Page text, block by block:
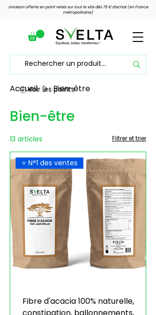
Voir les points
Livraison offerte en point relais sur tout le site dès 75 € d'achat (en France
métropolitaine)
Accueil Bien-être
Bien-être
13 articles Filtrer et trier
⭐ N°1 des ventes
Fibre d'acacia 100% naturelle,
constipation, ballonnements,